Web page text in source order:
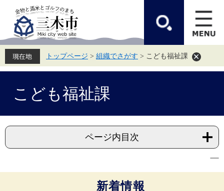
先
頭
す。
を
飛
し
トップページ > 組織でさがす > こども福祉課
こども福祉課
ページ内目次
新着情報